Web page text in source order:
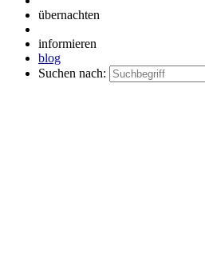
übernachten
informieren
blog
Suchen nach: